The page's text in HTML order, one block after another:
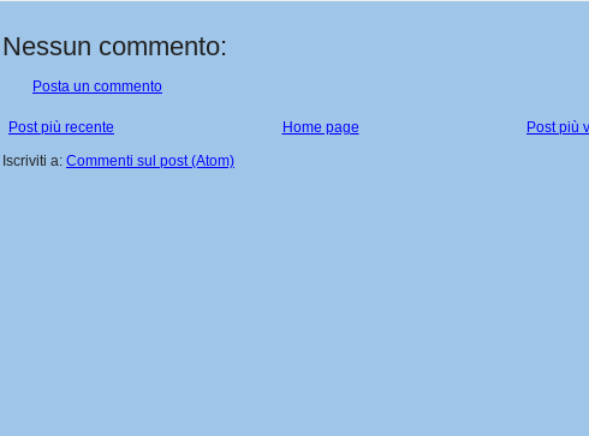
Nessun commento:
Posta un commento
Post più recente Post più
Home page
Iscriviti a: Commenti sul post (Atom)